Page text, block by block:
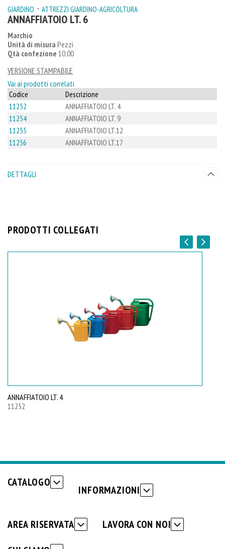
GIARDINO - ATTREZZI GIARDINO-AGRICOLTURA
ANNAFFIATOIO LT. 6
Marchio
Unità di misura Pezzi
Qtà confezione 10,00
VERSIONE STAMPABILE
Vai ai prodotti correlati
Codice
Descrizione
11252
ANNAFFIATOIO LT. 4
11254
ANNAFFIATOIO LT. 9
11255
ANNAFFIATOIO LT.12
11256
ANNAFFIATOIO LT.17
DETTAGLI
PRODOTTI COLLEGATI
ANNAFFIATOIO LT. 4
11252
CATALOGO
INFORMAZIONI
AREA RISERVATA LAVORA CON NOI